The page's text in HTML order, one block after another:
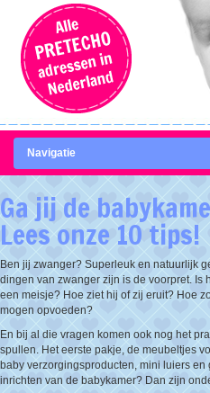
Navigatie
Ga jij de
Lees onze 10 tips!
Ben jij zwanger? Superleuk en natuurlijk
dingen van zwanger zijn is de voorpret. Is
een meisje? Hoe ziet hij of zij eruit? Hoe
mogen opvoeden?
En bij al die vragen komen ook nog het
spullen. Het eerste pakje, de meubeltjes
baby verzorgingsproducten, mini luiers
inrichten van de babykamer? Dan zijn